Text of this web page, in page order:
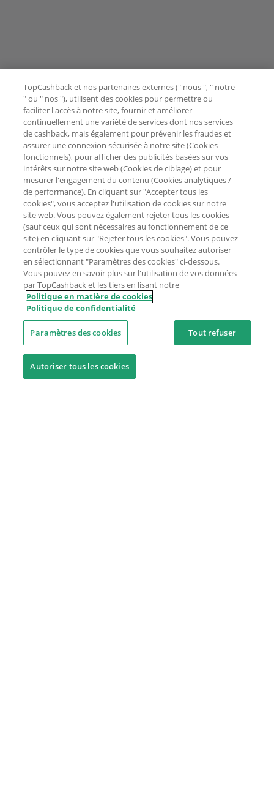
TopCashback et nos partenaires externes (" nous ", " notre
" ou " nos "), utilisent des cookies pour permettre ou
faciliter l'accès à notre site, fournir et améliorer
continuellement une variété de services dont nos services
de cashback, mais également pour prévenir les fraudes et
assurer une connexion sécurisée à notre site (Cookies
fonctionnels), pour afficher des publicités basées sur vos
intérêts sur notre site web (Cookies de ciblage) et pour
mesurer l'engagement du contenu (Cookies analytiques /
de performance). En cliquant sur "Accepter tous les
cookies", vous acceptez l'utilisation de cookies sur notre
site web. Vous pouvez également rejeter tous les cookies
(sauf ceux qui sont nécessaires au fonctionnement de ce
site) en cliquant sur "Rejeter tous les cookies". Vous pouvez
contrôler le type de cookies que vous souhaitez autoriser
en sélectionnant "Paramètres des cookies" ci-dessous.
Vous pouvez en savoir plus sur l'utilisation de vos données
par TopCashback et les tiers en lisant notre
Politique en matière de cookies
Politique de confidentialité
Paramètres des cookies Tout refuser
Autoriser tous les cookies